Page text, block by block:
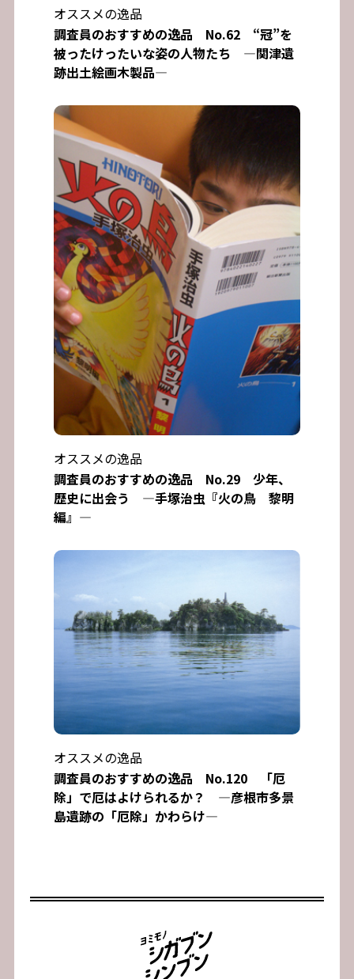
オススメの逸品
調査員のおすすめの逸品 No.62 “冠”を
被ったけったいな姿の人物たち ―関津遺
跡出土絵画木製品―
オススメの逸品
調査員のおすすめの逸品 No.29 少年、
歴史に出会う ―手塚治虫『火の鳥 黎明
編』―
オススメの逸品
調査員のおすすめの逸品 No.120 「厄
除」で厄はよけられるか？ ―彦根市多景
島遺跡の「厄除」かわらけ―